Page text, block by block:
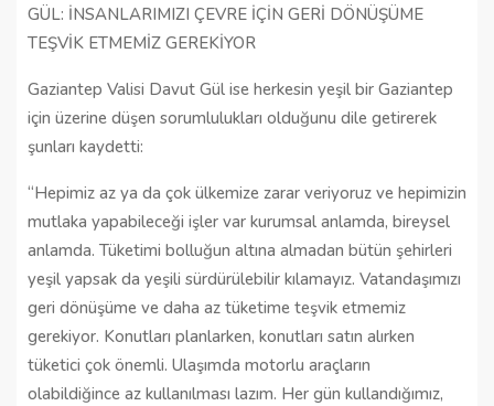
GÜL: İNSANLARIMIZI ÇEVRE İÇİN GERİ DÖNÜŞÜME
TEŞVİK ETMEMİZ GEREKİYOR
Gaziantep Valisi Davut Gül ise herkesin yeşil bir Gaziantep
için üzerine düşen sorumlulukları olduğunu dile getirerek
şunları kaydetti:
“Hepimiz az ya da çok ülkemize zarar veriyoruz ve hepimizin
mutlaka yapabileceği işler var kurumsal anlamda, bireysel
anlamda. Tüketimi bolluğun altına almadan bütün şehirleri
yeşil yapsak da yeşili sürdürülebilir kılamayız. Vatandaşımızı
geri dönüşüme ve daha az tüketime teşvik etmemiz
gerekiyor. Konutları planlarken, konutları satın alırken
tüketici çok önemli. Ulaşımda motorlu araçların
olabildiğince az kullanılması lazım. Her gün kullandığımız,